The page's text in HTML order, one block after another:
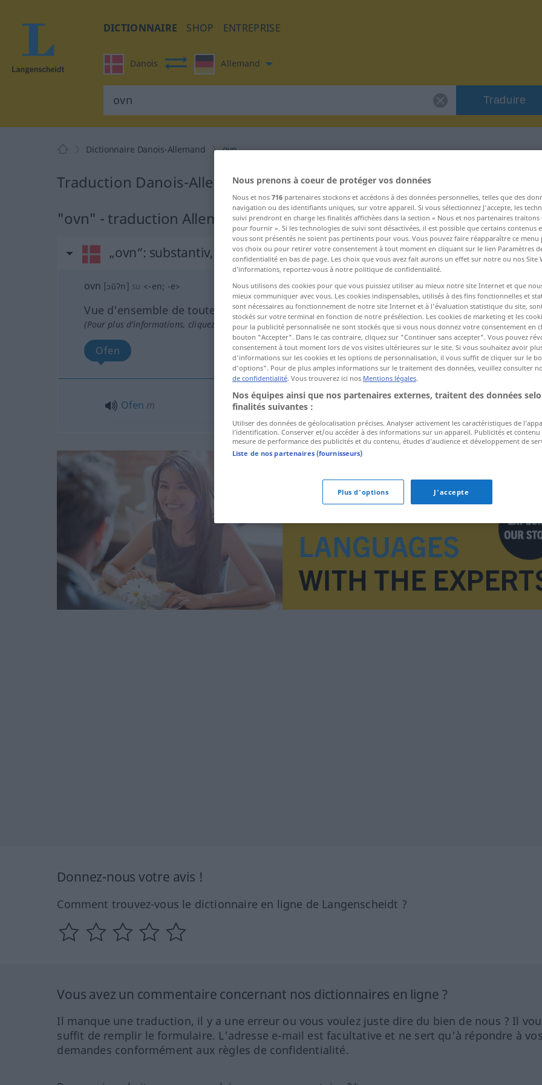
DICTIONNAIRE SHOP ENTREPRISE
Danois Allemand
Traduire
Dictionnaire Danois-Allemand ovn
Traduction Danois-Allemand de "ovn"
"ovn" - traduction Allemand
„ovn“: substantiv, navneord
ovn [ɔŭʔn] su <-en; -e>
Vue d'ensemble de toutes les traductions
(Pour plus d'informations, cliquez sur/touchez la traduction)
Ofen
Ofen m
Donnez-nous votre avis !
Comment trouvez-vous le dictionnaire en ligne de Langenscheidt ?
Vous avez un commentaire concernant nos dictionnaires en ligne ?
Il manque une traduction, il y a une erreur ou vous voulez juste dire du bien de nous ? Il
suffit de remplir le formulaire. L'adresse e-mail est facultative et ne sert qu'à répondre à
demandes conformément aux règles de confidentialité.
Nous prenons à coeur de protéger vos données
Nous et nos 716 partenaires stockons et accédons à des données personnelles, telles que des
navigation ou des identifiants uniques, sur votre appareil. Si vous sélectionnez J'accepte, les
suivi prendront en charge les finalités affichées dans la section « Nous et nos partenaires traitons
pour fournir ». Si les technologies de suivi sont désactivées, il est possible que certains contenus
vous sont présentés ne soient pas pertinents pour vous. Vous pouvez faire réapparaître ce
vos choix ou pour retirer votre consentement à tout moment en cliquant sur le lien Paramètres
confidentialité en bas de page. Les choix que vous avez fait aurons un effet sur notre ou nos Site
d’informations, reportez-vous à notre politique de confidentialité.
Nous utilisons des cookies pour que vous puissiez utiliser au mieux notre site Internet et que
mieux communiquer avec vous. Les cookies indispensables, utilisés à des fins fonctionnelles et
sont nécessaires au fonctionnement de notre site Internet et à l'évaluation statistique du site,
stockés sur votre terminal en fonction de notre présélection. Les cookies de marketing et les
pour la publicité personnalisée ne sont stockés que si vous nous donnez votre consentement en
bouton "Accepter". Dans le cas contraire, cliquez sur "Continuer sans accepter". Vous pouvez
consentement à tout moment lors de vos visites ultérieures sur le site. Si vous souhaitez avoir
d'informations sur les cookies et les options de personnalisation, il vous suffit de cliquer sur le
d'options". Pour de plus amples informations sur le traitement des données, veuillez consulter
de confidentialité. Vous trouverez ici nos Mentions légales.
Nos équipes ainsi que nos partenaires externes, traitent des données
finalités suivantes :
Utiliser des données de géolocalisation précises. Analyser activement les caractéristiques de
l’identification. Conserver et/ou accéder à des informations sur un appareil. Publicités et contenu
mesure de performance des publicités et du contenu, études d’audience et développement de
Liste de nos partenaires (fournisseurs)
Plus d'options J'accepte